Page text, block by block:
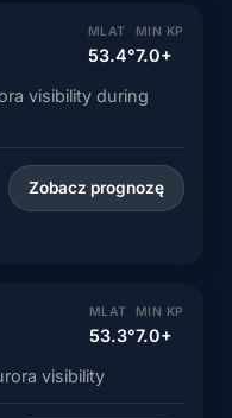
MLAT
53.4°
MIN KP
7.0+
visibility during
Zobacz prognozę
MLAT
53.3°
MIN KP
7.0+
visibility